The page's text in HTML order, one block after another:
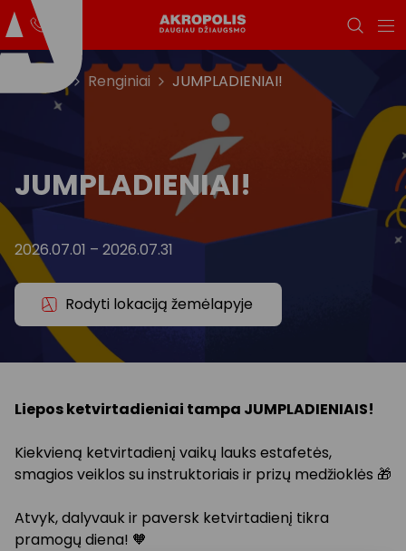
Renginiai JUMPLADIENIAI!
JUMPLADIENIAI!
2026.07.01 – 2026.07.31
Rodyti lokaciją žemėlapyje
Liepos ketvirtadieniai tampa JUMPLADIENIAIS!
Kiekvieną ketvirtadienį vaikų lauks estafetės,
smagios veiklos su instruktoriais ir prizų medžioklės 🎁
Atvyk, dalyvauk ir paversk ketvirtadienį tikra
pramogų diena! 🧡